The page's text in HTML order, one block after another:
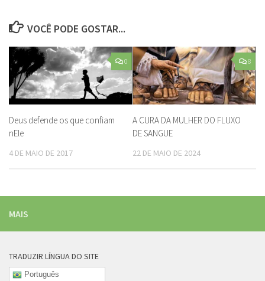
VOCÊ PODE GOSTAR...
0
Deus defende os que confiam
nEle
4 DE MAIO DE 2017
8
A CURA DA MULHER DO FLUXO
DE SANGUE
22 DE MAIO DE 2024
MAIS
TRADUZIR LÍNGUA DO SITE
Português